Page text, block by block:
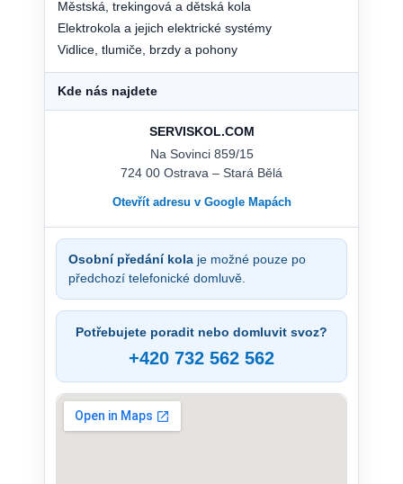
Městská, trekingová a dětská kola
Elektrokola a jejich elektrické systémy
Vidlice, tlumiče, brzdy a pohony
Kde nás najdete
SERVISKOL.COM
Na Sovinci 859/15
724 00 Ostrava – Stará Bělá
Otevřít adresu v Google Mapách
Osobní předání kola je možné pouze po
předchozí telefonické domluvě.
Potřebujete poradit nebo domluvit svoz?
+420 732 562 562